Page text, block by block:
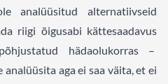
analüüsitud alternatiivseid
riigi õigusabi kättesaadavus
hädaolukorras –
analüüsita aga ei saa väita, et ei